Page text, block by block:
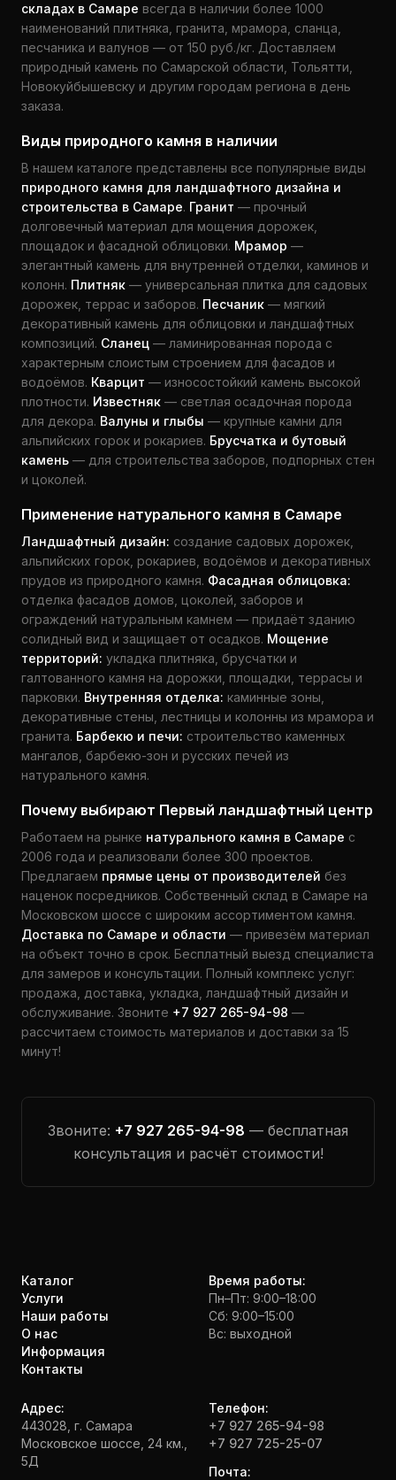
складах в Самаре всегда в наличии более 1000
наименований плитняка, гранита, мрамора, сланца,
песчаника и валунов — от 150 руб./кг. Доставляем
природный камень по Самарской области, Тольятти,
Новокуйбышевску и другим городам региона в день
заказа.
Виды природного камня в наличии
В нашем каталоге представлены все популярные виды
природного камня для ландшафтного дизайна и
строительства в Самаре. Гранит — прочный
долговечный материал для мощения дорожек,
площадок и фасадной облицовки. Мрамор —
элегантный камень для внутренней отделки, каминов и
колонн. Плитняк — универсальная плитка для садовых
дорожек, террас и заборов. Песчаник — мягкий
декоративный камень для облицовки и ландшафтных
композиций. Сланец — ламинированная порода с
характерным слоистым строением для фасадов и
водоёмов. Кварцит — износостойкий камень высокой
плотности. Известняк — светлая осадочная порода
для декора. Валуны и глыбы — крупные камни для
альпийских горок и рокариев. Брусчатка и бутовый
камень — для строительства заборов, подпорных стен
и цоколей.
Применение натурального камня в Самаре
Ландшафтный дизайн: создание садовых дорожек,
альпийских горок, рокариев, водоёмов и декоративных
прудов из природного камня. Фасадная облицовка:
отделка фасадов домов, цоколей, заборов и
ограждений натуральным камнем — придаёт зданию
солидный вид и защищает от осадков. Мощение
территорий: укладка плитняка, брусчатки и
галтованного камня на дорожки, площадки, террасы и
парковки. Внутренняя отделка: каминные зоны,
декоративные стены, лестницы и колонны из мрамора и
гранита. Барбекю и печи: строительство каменных
мангалов, барбекю-зон и русских печей из
натурального камня.
Почему выбирают Первый ландшафтный центр
Работаем на рынке натурального камня в Самаре с
2006 года и реализовали более 300 проектов.
Предлагаем прямые цены от производителей без
наценок посредников. Собственный склад в Самаре на
Московском шоссе с широким ассортиментом камня.
Доставка по Самаре и области — привезём материал
на объект точно в срок. Бесплатный выезд специалиста
для замеров и консультации. Полный комплекс услуг:
продажа, доставка, укладка, ландшафтный дизайн и
обслуживание. Звоните +7 927 265-94-98 —
рассчитаем стоимость материалов и доставки за 15
минут!
Звоните: +7 927 265-94-98 — бесплатная
консультация и расчёт стоимости!
Каталог
Услуги
Наши работы
О нас
Информация
Контакты
Время работы:
Пн–Пт: 9:00–18:00
Сб: 9:00–15:00
Вс: выходной
Адрес:
443028, г. Самара
Московское шоссе, 24 км.,
5Д
Телефон:
+7 927 265-94-98
+7 927 725-25-07
Почта: